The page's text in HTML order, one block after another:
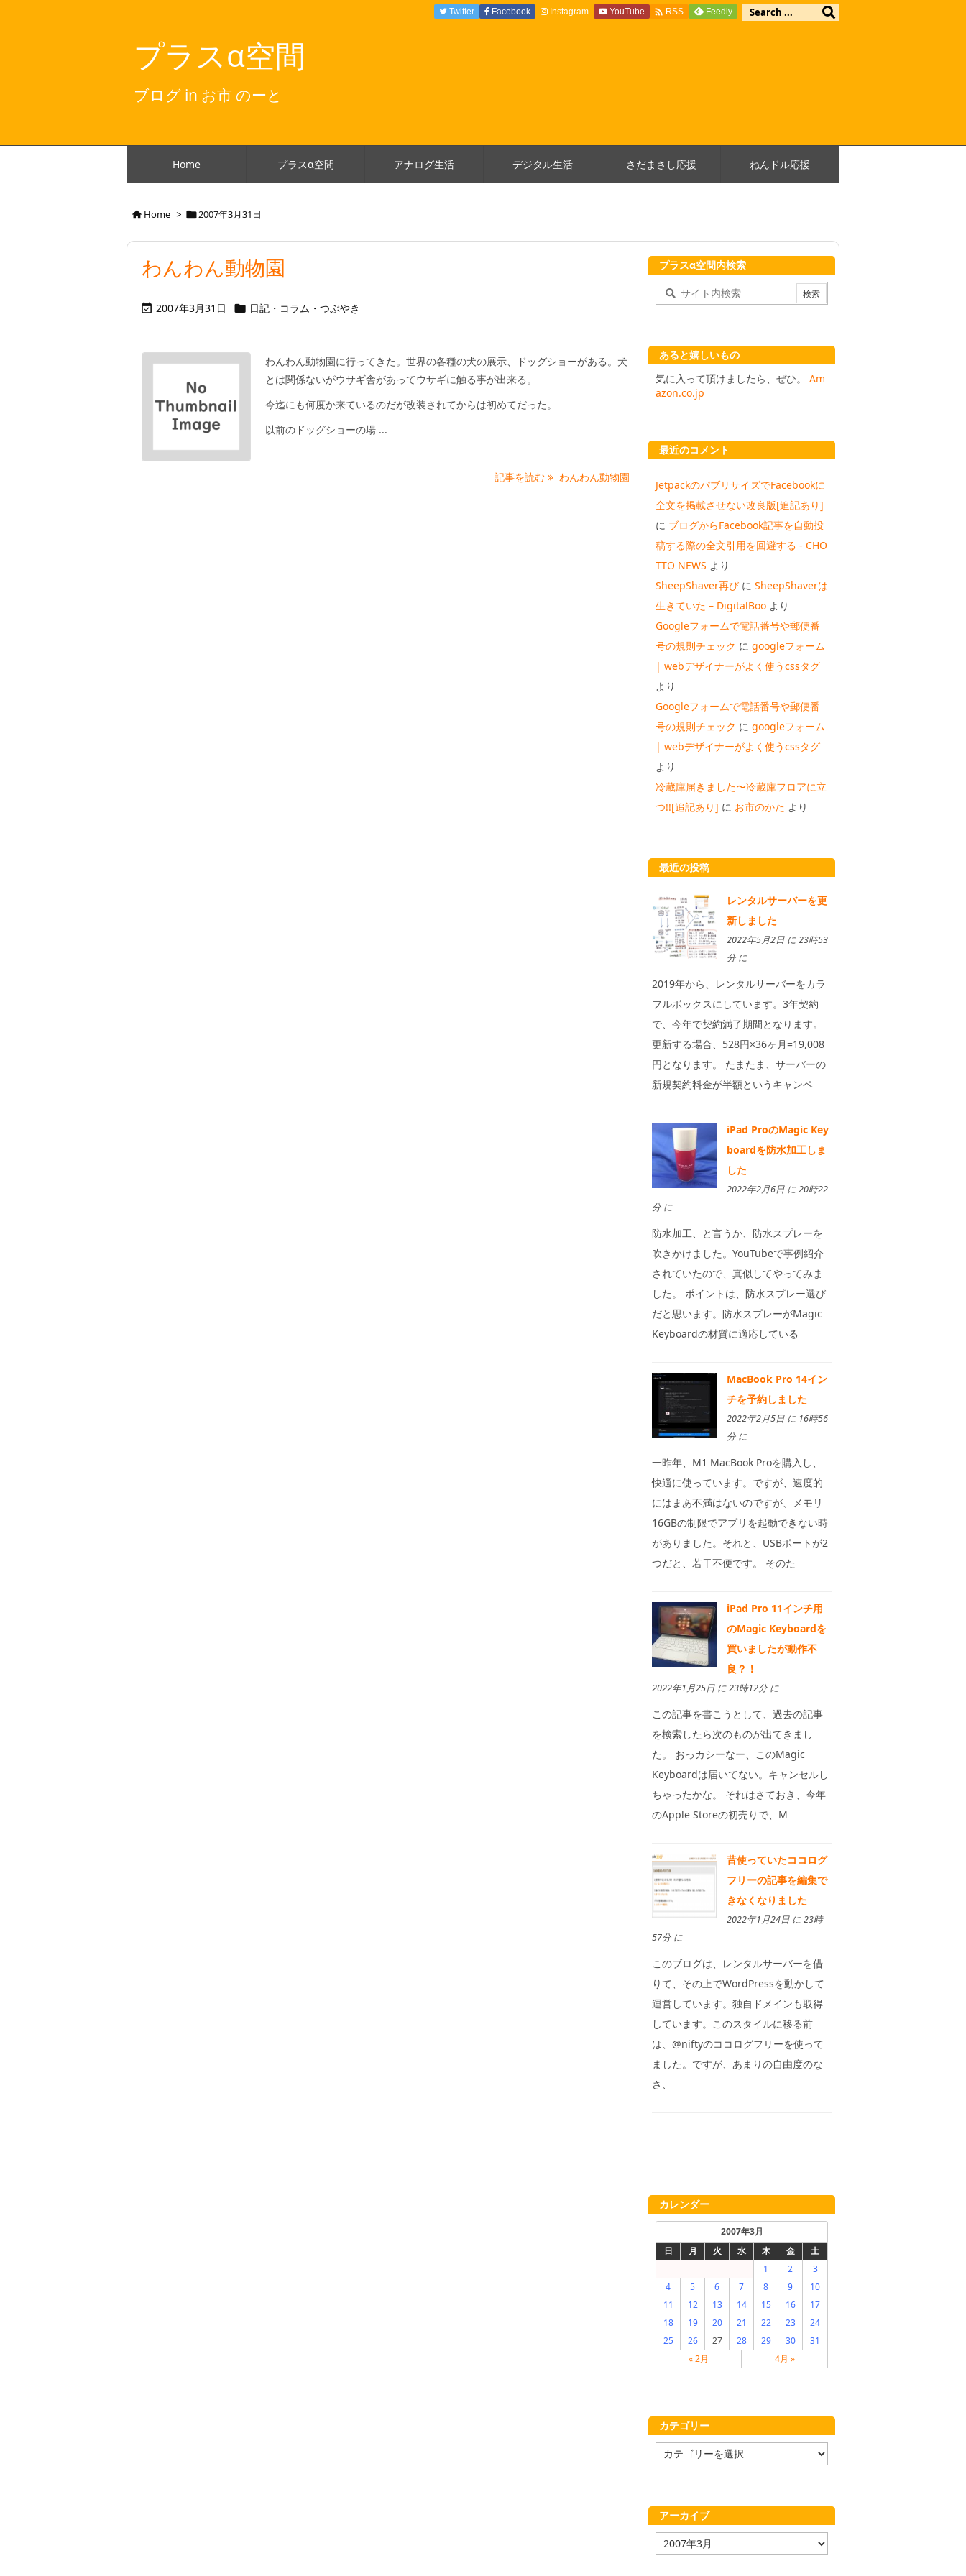
プラスα空間
ブログ in お市 のーと
Home プラスα空間 アナログ生活 デジタル生活 さだまさし応援 ねんドル応援
Twitter Facebook Instagram YouTube  RSS Feedly
Home > 2007年3月31日
わんわん動物園
 2007年3月31日  日記・コラム・つぶやき
わんわん動物園に行ってきた。世界の各種の犬の展示、ドッグショーがある。犬
とは関係ないがウサギ舎があってウサギに触る事が出来る。
今迄にも何度か来ているのだが改装されてからは初めてだった。
以前のドッグショーの場 ...
記事を読む わんわん動物園
プラスα空間内検索
あると嬉しいもの
気に入って頂けましたら、ぜひ。 Am
azon.co.jp
最近のコメント
JetpackのパブリサイズでFacebookに
全文を掲載させない改良版[追記あり]
に ブログからFacebook記事を自動投
稿する際の全文引用を回避する - CHO
TTO NEWS より
SheepShaver再び に SheepShaverは
生きていた – DigitalBoo より
Googleフォームで電話番号や郵便番
号の規則チェック に googleフォーム
| webデザイナーがよく使うcssタグ
より
Googleフォームで電話番号や郵便番
号の規則チェック に googleフォーム
| webデザイナーがよく使うcssタグ
より
冷蔵庫届きました〜冷蔵庫フロアに立
つ!![追記あり] に お市のかた より
最近の投稿
レンタルサーバーを更
新しました
2022年5月2日 に 23時53
分 に
2019年から、レンタルサーバーをカラ
フルボックスにしています。3年契約
で、今年で契約満了期間となります。
更新する場合、528円×36ヶ月=19,008
円となります。 たまたま、サーバーの
新規契約料金が半額というキャンペ
iPad ProのMagic Key
boardを防水加工しま
した
2022年2月6日 に 20時22
分 に
防水加工、と言うか、防水スプレーを
吹きかけました。YouTubeで事例紹介
されていたので、真似してやってみま
した。 ポイントは、防水スプレー選び
だと思います。防水スプレーがMagic
Keyboardの材質に適応している
MacBook Pro 14イン
チを予約しました
2022年2月5日 に 16時56
分 に
一昨年、M1 MacBook Proを購入し、
快適に使っています。ですが、速度的
にはまあ不満はないのですが、メモリ
16GBの制限でアプリを起動できない時
がありました。それと、USBポートが2
つだと、若干不便です。 そのた
iPad Pro 11インチ用
のMagic Keyboardを
買いましたが動作不
良？！
2022年1月25日 に 23時12分 に
この記事を書こうとして、過去の記事
を検索したら次のものが出てきまし
た。 おっカシーなー、このMagic
Keyboardは届いてない。キャンセルし
ちゃったかな。 それはさておき、今年
のApple Storeの初売りで、M
昔使っていたココログ
フリーの記事を編集で
きなくなりました
2022年1月24日 に 23時
57分 に
このブログは、レンタルサーバーを借
りて、その上でWordPressを動かして
運営しています。独自ドメインも取得
しています。このスタイルに移る前
は、@niftyのココログフリーを使って
ました。ですが、あまりの自由度のな
さ、
カレンダー
2007年3月
日
月 火 水 木 金
土
1
2
3
4
5 6 7 8 9
10
11
12 13 14 15 16
17
18
19 20 21 22 23
24
25
26 27 28 29 30
31
« 2月
4月 »
カテゴリー
テ
ー
アーカイブ
ア
ー